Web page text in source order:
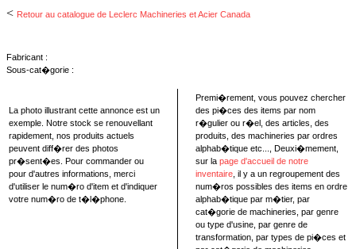
< Retour au catalogue de Leclerc Machineries et Acier Canada
Fabricant :
Sous-cat�gorie :
La photo illustrant cette annonce est un
exemple. Notre stock se renouvellant
rapidement, nos produits actuels
peuvent diff�rer des photos
pr�sent�es. Pour commander ou
pour d'autres informations, merci
d'utiliser le num�ro d'item et d'indiquer
votre num�ro de t�l�phone.
Premi�rement, vous pouvez chercher
des pi�ces des items par nom
r�gulier ou r�el, des articles, des
produits, des machineries par ordres
alphab�tique etc..., Deuxi�mement,
sur la page d'accueil de notre
inventaire , il y a un regroupement des
num�ros possibles des items en ordre
alphab�tique par m�tier, par
cat�gorie de machineries, par genre
ou type d'usine, par genre de
transformation, par types de pi�ces et